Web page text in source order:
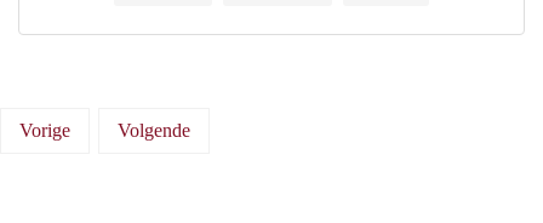
Vorige Volgende